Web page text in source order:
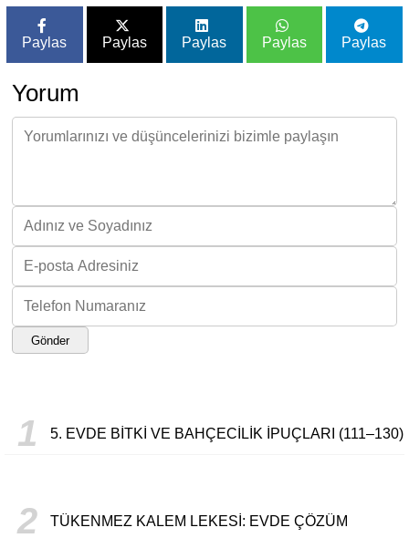
Paylas Paylas Paylas Paylas Paylas
Yorum
Gönder
1 5. EVDE BITKI VE BAHÇECILIK İPUÇLARI (111–130)
2 TÜKENMEZ KALEM LEKESI: EVDE ÇÖZÜM